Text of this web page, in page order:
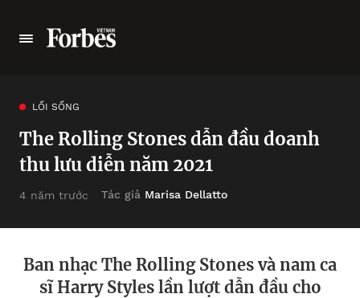
LỐI SỐNG
The Rolling Stones dẫn đầu doanh
thu lưu diễn năm 2021
4 năm trước Tác giả Marisa Dellatto
Ban nhạc The Rolling Stones và nam ca
sĩ Harry Styles lần lượt dẫn đầu cho